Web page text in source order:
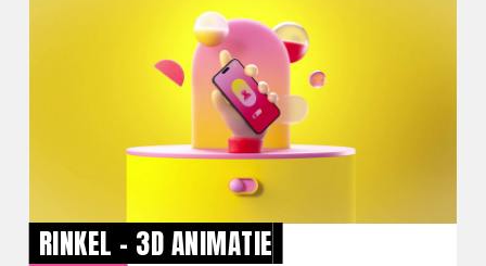
RINKEL - 3D ANIMATIE